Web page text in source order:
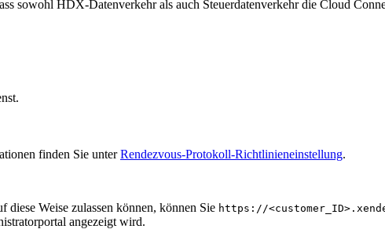
sowohl HDX-Datenverkehr als auch Steuerdatenverkehr die Cloud
finden Sie unterRendezvous-Protokoll-Richtlinieneinstellung.
diese Weise zulassen können, können Sie https://
angezeigt wird.